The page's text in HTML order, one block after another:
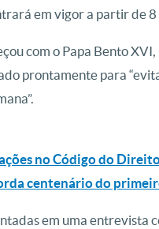
em vigor a partir de
com o Papa Bento
prontamente para
no Código do
centenário do
em uma entrevista